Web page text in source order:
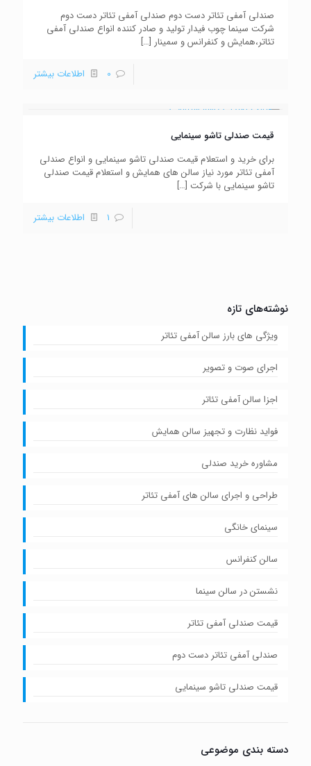
صندلی آمفی تئاتر دست دوم صندلی آمفی تئاتر دست دوم
شرکت سینما چوب فیدار تولید و صادر کننده انواع صندلی آمفی
تئاتر،همایش و کنفرانس و سمینار […]
0 اطلاعات بیشتر
قیمت صندلی تاشو سینمایی
برای خرید و استعلام قیمت صندلی تاشو سینمایی و انواع صندلی
آمفی تئاتر مورد نیاز سالن های همایش و استعلام قیمت صندلی
تاشو سینمایی با شرکت […]
1 اطلاعات بیشتر
نوشته‌های تازه
ویژگی های بارز سالن آمفی تئاتر
اجرای صوت و تصویر
اجزا سالن آمفی تئاتر
فواید نظارت و تجهیز سالن همایش
مشاوره خرید صندلی
طراحی و اجرای سالن های آمفی تئاتر
سینمای خانگی
سالن کنفرانس
نشستن در سالن سینما
قیمت صندلی آمفی تئاتر
صندلی آمفی تئاتر دست دوم
قیمت صندلی تاشو سینمایی
دسته بندی موضوعی